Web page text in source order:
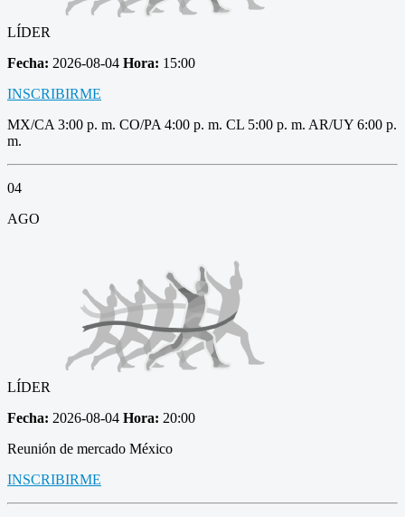
LÍDER
Fecha: 2026-08-04 Hora: 15:00
INSCRIBIRME
MX/CA 3:00 p. m. CO/PA 4:00 p. m. CL 5:00 p. m. AR/UY 6:00 p.
m.
04
AGO
LÍDER
Fecha: 2026-08-04 Hora: 20:00
Reunión de mercado México
INSCRIBIRME